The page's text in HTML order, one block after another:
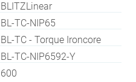
BLITZLinear
BL-TC-NIP65
BL-TC - Torque Ironcore
BL-TC-NIP6592-Y
600